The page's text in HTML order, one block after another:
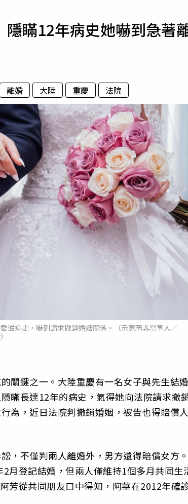
運勢
瞞12年病史她嚇到急著
離婚 大陸 重慶 法院
滋病史，嚇到請求撤銷婚姻關係。（示意圖非當事人／
關鍵之一。大陸重慶有一名女子與先生結
瞞長達12年的病史，氣得她向法院請求撤
為，近日法院判撤銷婚姻，被告也得賠償人
，不僅判兩人離婚外，男方還得賠償女方。
月登記結婚，但兩人僅維持1個多月共同生
芳從共同朋友口中得知，阿華在2012年確